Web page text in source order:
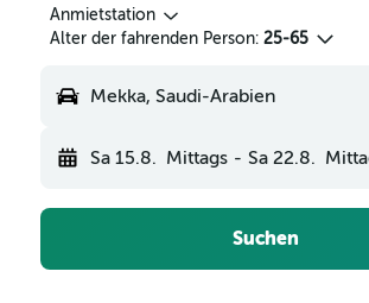
Anmietstation
Alter der fahrenden Person: 25-65
Mekka, Saudi-Arabien
Sa 15.8. Mittags - Sa 22.8.
Suchen